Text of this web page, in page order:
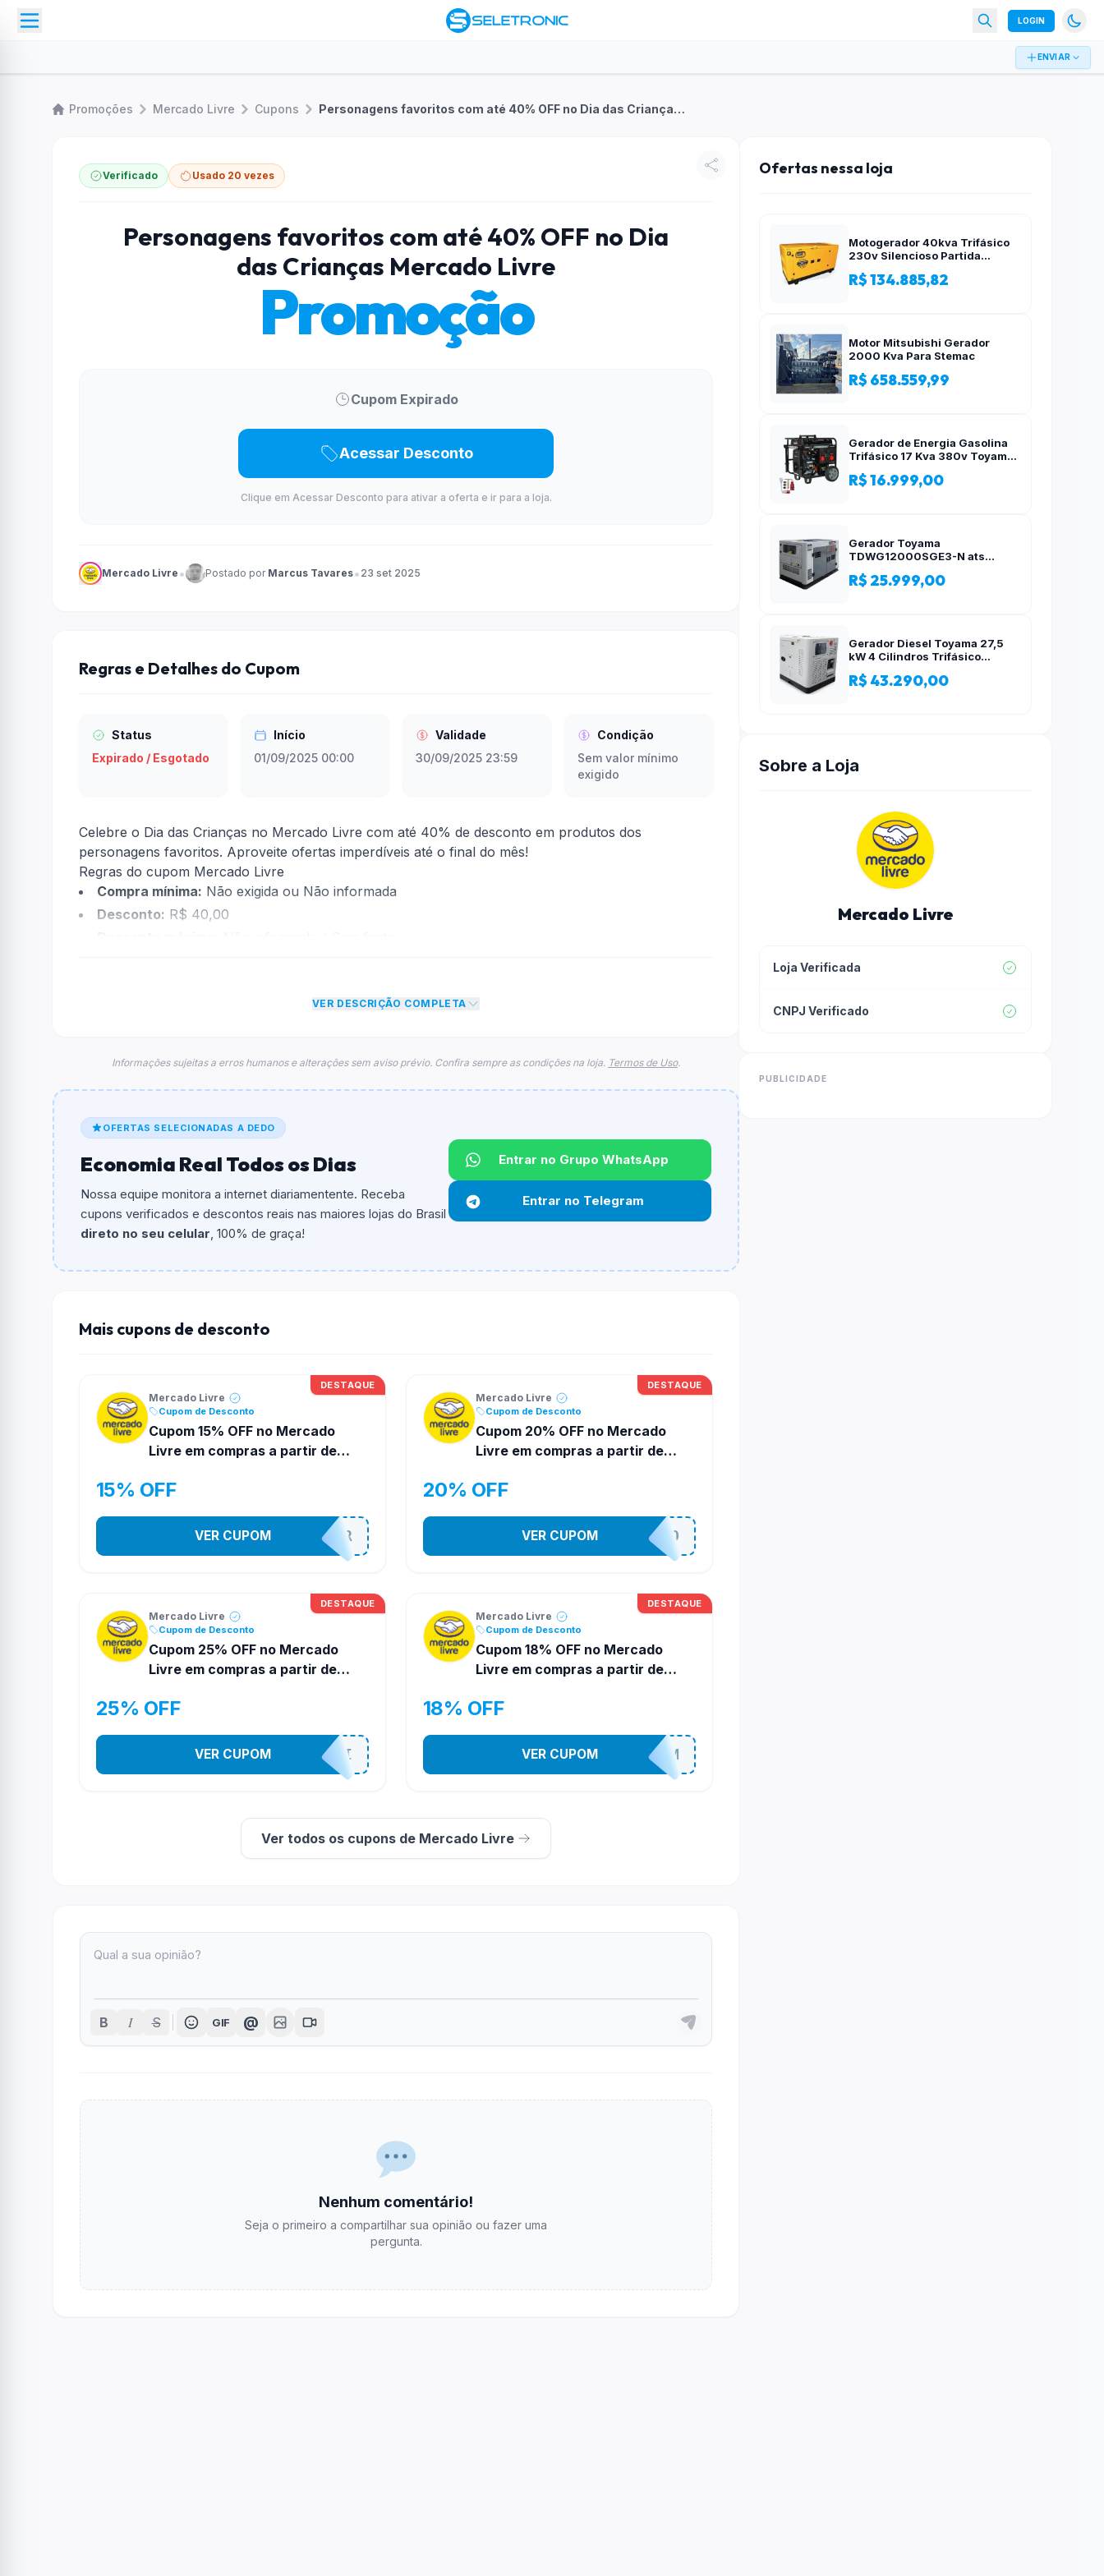
LOGIN
ENVIAR
Promoções Mercado Livre Cupons Personagens favoritos com até 40% OFF no Dia das Crianças Mercado Livre
Verificado Usado 20 vezes
Personagens favoritos com até 40% OFF no Dia
das Crianças Mercado Livre
Promoção
Cupom Expirado
Acessar Desconto
Clique em Acessar Desconto para ativar a oferta e ir para a loja.
Mercado Livre • Postado por Marcus Tavares• 23 set 2025
Regras e Detalhes do Cupom
Status
Expirado / Esgotado
Início
01/09/2025 00:00
Validade
30/09/2025 23:59
Condição
Sem valor mínimo
exigido
Celebre o Dia das Crianças no Mercado Livre com até 40% de desconto em produtos dos
personagens favoritos. Aproveite ofertas imperdíveis até o final do mês!
Regras do cupom Mercado Livre
Compra mínima: Não exigida ou Não informada
Desconto: R$ 40,00
dará um desconto de R$ 40,00 no total do carrinho, não
foram econtradas informações sobre restrição de teto máximo para esse cupom.
O cupom dáR$ 40,00em compras.
Qual é o valor minimo de compra?
O valor minimo de compra é Não exigido ou Não informado.
Qual é o desconto máximo?
Não informado ou sem limite.
Funciona em qualquer produto?
podem não aceitar cupons.
VER DESCRIÇÃO COMPLETA
Informações sujeitas a erros humanos e alterações sem aviso prévio. Confira sempre as condições na loja. Termos de Uso.
OFERTAS SELECIONADAS A DEDO
Economia Real Todos os Dias
Nossa equipe monitora a internet diariamentente. Receba
cupons verificados e descontos reais nas maiores lojas do Brasil
direto no seu celular, 100% de graça!
Entrar no Grupo WhatsApp
Entrar no Telegram
Mais cupons de desconto
DESTAQUE
Mercado Livre
Cupom de Desconto
Cupom 15% OFF no Mercado
Livre em compras a partir de
15% OFF
BRINCAR
VER CUPOM
DESTAQUE
Mercado Livre
Cupom de Desconto
Cupom 20% OFF no Mercado
Livre em compras a partir de
20% OFF
SUPERPROMO
VER CUPOM
DESTAQUE
Mercado Livre
Cupom de Desconto
Cupom 25% OFF no Mercado
Livre em compras a partir de
25% OFF
DESCOTOSMELI
VER CUPOM
DESTAQUE
Mercado Livre
Cupom de Desconto
Cupom 18% OFF no Mercado
Livre em compras a partir de
18% OFF
HORADOCUPOM
VER CUPOM
Ver todos os cupons de Mercado Livre
B I S GIF @
Nenhum comentário!
Seja o primeiro a compartilhar sua opinião ou fazer uma
pergunta.
Ofertas nessa loja
Motogerador 40kva Trifásico
230v Silencioso Partida
R$ 134.885,82
Motor Mitsubishi Gerador
2000 Kva Para Stemac
R$ 658.559,99
Gerador de Energia Gasolina
Trifásico 17 Kva 380v Toyama
R$ 16.999,00
Gerador Toyama
TDWG12000SGE3-N ats
R$ 25.999,00
Gerador Diesel Toyama 27,5
kW 4 Cilindros Trifásico
R$ 43.290,00
Sobre a Loja
Mercado Livre
Loja Verificada
CNPJ Verificado
PUBLICIDADE